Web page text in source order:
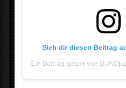
Sieh dir diesen Beitrag